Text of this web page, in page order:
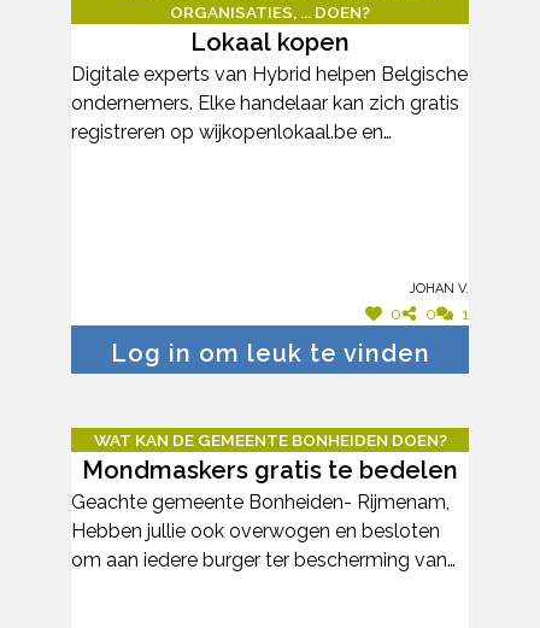
ORGANISATIES, ... DOEN?
Lokaal kopen
Digitale experts van Hybrid helpen Belgische
ondernemers. Elke handelaar kan zich gratis
registreren op wijkopenlokaal.be en
Johan V.
0 0 1
Log in om leuk te vinden
WAT KAN DE GEMEENTE BONHEIDEN DOEN?
Mondmaskers gratis te bedelen
Geachte gemeente Bonheiden- Rijmenam,
Hebben jullie ook overwogen en besloten
om aan iedere burger ter bescherming van